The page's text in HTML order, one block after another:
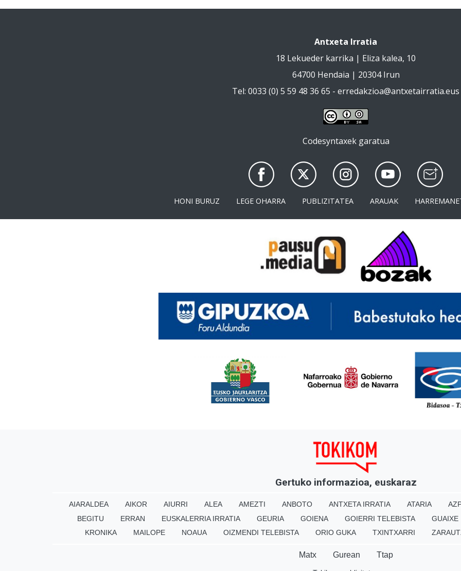
Antxeta Irratia
18 Lekueder karrika | Eliza kalea, 10
64700 Hendaia | 20304 Irun
Tel: 0033 (0) 5 59 48 36 65 - erredakzioa@antxetairratia.eus
Codesyntaxek garatua
HONI BURUZ LEGE OHARRA PUBLIZITATEA ARAUAK
Gertuko informazioa, euskaraz
AIARALDEA AIKOR AIURRI ALEA AMEZTI ANBOTO ANTXETA IRRATIA ATARIA
BEGITU
ERRAN EUSKALERRIA IRRATIA GEURIA GOIENA GOIERRI TELEBISTA
GUAIXE
KRONIKA
MAILOPE NOAUA OIZMENDI TELEBISTA ORIO GUKA TXINTXARRI
Matx Gurean Ttap